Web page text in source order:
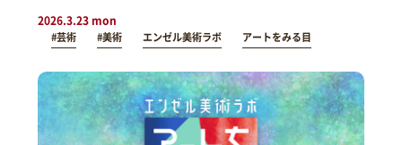
2026.3.23 mon
#芸術 #美術 エンゼル美術ラボ アートをみる目